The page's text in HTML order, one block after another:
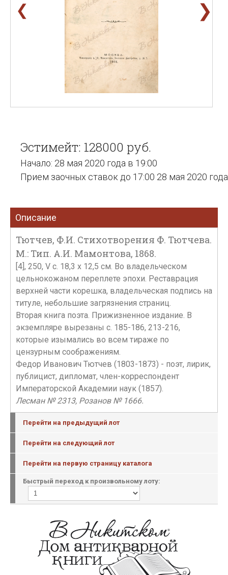
❮ ❯
Эстимейт: 128000 руб.
Начало: 28 мая 2020 года в 19:00
Прием заочных ставок до 17:00 28 мая 2020 года
Описание
Тютчев, Ф.И. Стихотворения Ф. Тютчева.
М.: Тип. А.И. Мамонтова, 1868.
[4], 250, V с. 18,3 х 12,5 см. Во владельческом
цельнокожаном переплете эпохи. Реставрация
верхней части корешка, владельческая подпись на
титуле, небольшие загрязнения страниц.
Вторая книга поэта. Прижизненное издание. В
экземпляре вырезаны с. 185-186, 213-216,
которые изымались во всем тираже по
цензурным соображениям.
Федор Иванович Тютчев (1803-1873) - поэт, лирик,
публицист, дипломат, член-корреспондент
Императорской Академии наук (1857).
Лесман № 2313, Розанов № 1666.
Перейти на предыдущий лот
Перейти на следующий лот
Перейти на первую страницу каталога
Быстрый переход к произвольному лоту: